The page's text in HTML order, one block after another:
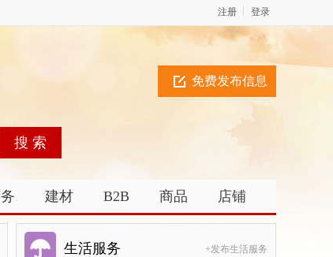
登录
注册
免费发布信息
建材 B2B 商品 店铺
生活服务 +发布生活服务